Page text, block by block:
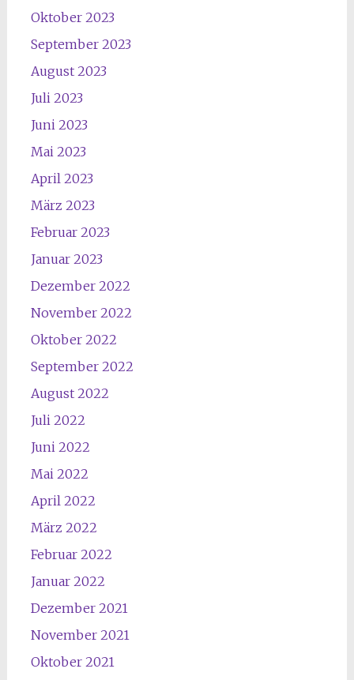
Oktober 2023
September 2023
August 2023
Juli 2023
Juni 2023
Mai 2023
April 2023
März 2023
Februar 2023
Januar 2023
Dezember 2022
November 2022
Oktober 2022
September 2022
August 2022
Juli 2022
Juni 2022
Mai 2022
April 2022
März 2022
Februar 2022
Januar 2022
Dezember 2021
November 2021
Oktober 2021